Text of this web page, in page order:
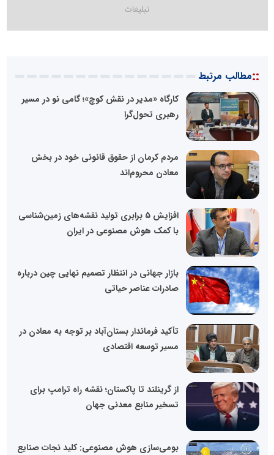
::مطالب مرتبط
کارگاه «مدیر در نقش کوچ»؛ گامی نو در مسیر
رهبری تحول‌گرا
مردم کرمان از حقوق قانونی خود در بخش
معادن محروم‌اند
افزایش ۵ برابری تولید نقشه‌های زمین‌شناسی
با کمک هوش مصنوعی در ایران
بازار جهانی در انتظار تصمیم نهایی چین درباره
صادرات عناصر حیاتی
تأکید فرماندار بستان‌آباد بر توجه به معادن در
مسیر توسعه اقتصادی
از گرینلند تا پاکستان؛ نقشه راه ترامپ برای
تسخیر منابع معدنی جهان
بومی‌سازی هوش مصنوعی: کلید نجات صنایع